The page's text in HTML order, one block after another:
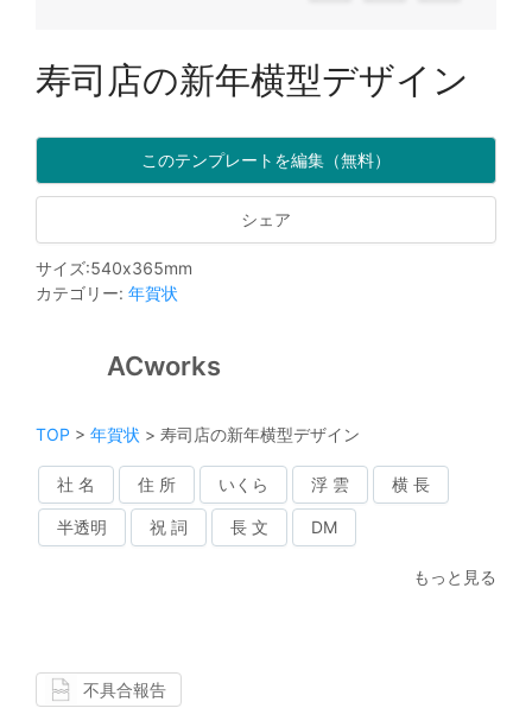
寿司店の新年横型デザイン
このテンプレートを編集（無料）
シェア
サイズ:540x365mm
カテゴリー: 年賀状
ACworks
TOP > 年賀状 > 寿司店の新年横型デザイン
社 名 住 所 いくら 浮 雲 横 長
半透明 祝 詞 長 文 DM
もっと見る
不具合報告